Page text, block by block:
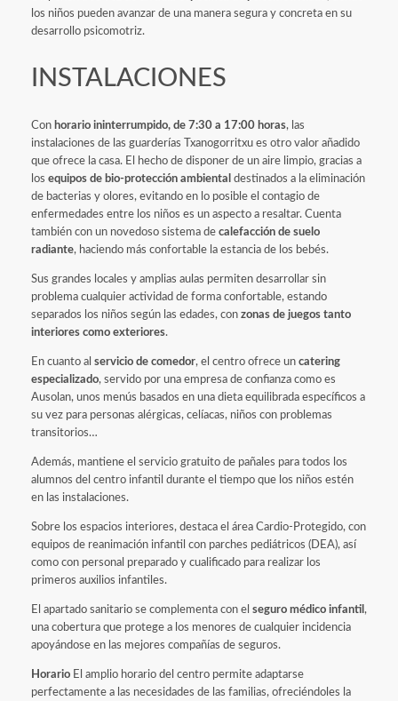
los niños pueden avanzar de una manera segura y concreta en su
desarrollo psicomotriz.
INSTALACIONES
Con horario ininterrumpido, de 7:30 a 17:00 horas, las
instalaciones de las guarderías Txanogorritxu es otro valor añadido
que ofrece la casa. El hecho de disponer de un aire limpio, gracias a
los equipos de bio-protección ambiental destinados a la eliminación
de bacterias y olores, evitando en lo posible el contagio de
enfermedades entre los niños es un aspecto a resaltar. Cuenta
también con un novedoso sistema de calefacción de suelo
radiante, haciendo más confortable la estancia de los bebés.
Sus grandes locales y amplias aulas permiten desarrollar sin
problema cualquier actividad de forma confortable, estando
separados los niños según las edades, con zonas de juegos tanto
interiores como exteriores.
En cuanto al servicio de comedor, el centro ofrece un catering
especializado, servido por una empresa de confianza como es
Ausolan, unos menús basados en una dieta equilibrada específicos a
su vez para personas alérgicas, celíacas, niños con problemas
transitorios…
Además, mantiene el servicio gratuito de pañales para todos los
alumnos del centro infantil durante el tiempo que los niños estén
en las instalaciones.
Sobre los espacios interiores, destaca el área Cardio-Protegido, con
equipos de reanimación infantil con parches pediátricos (DEA), así
como con personal preparado y cualificado para realizar los
primeros auxilios infantiles.
El apartado sanitario se complementa con el seguro médico infantil ,
una cobertura que protege a los menores de cualquier incidencia
apoyándose en las mejores compañías de seguros.
Horario El amplio horario del centro permite adaptarse
perfectamente a las necesidades de las familias, ofreciéndoles la